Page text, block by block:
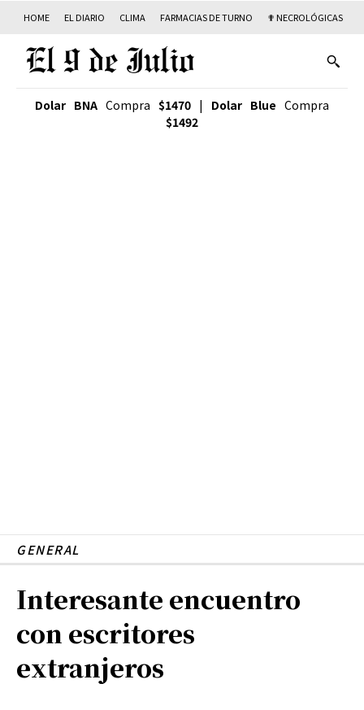
HOME EL DIARIO CLIMA FARMACIAS DE TURNO ✟ NECROLÓGICAS
Dolar BNA Compra $1470 | Dolar Blue Compra
$1492
GENERAL
Interesante encuentro
con escritores
extranjeros